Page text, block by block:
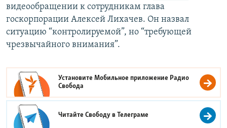
видеообращении к сотрудникам глава
госкорпорации Алексей Лихачев. Он назвал
ситуацию “контролируемой”, но “требующей
чрезвычайного внимания”.
Установите Мобильное приложение Радио
Свобода
Читайте Свободу вТелеграме